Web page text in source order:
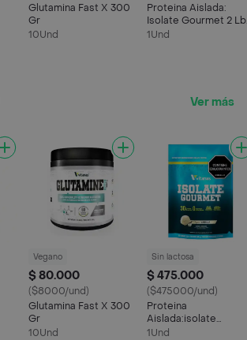
Glutamina Fast X 300
Gr
10Und
Proteina Aislada:
Isolate Gourmet 2 Lb
Vainilla Organica
1Und
Ver más
Vegano
$ 80.000
($8000/und)
Glutamina Fast X 300
Gr
10Und
Sin lactosa
$ 475.000
($475000/und)
Proteina
Aislada:isolate
Gourmet 5 Lb Vainilla
1Und